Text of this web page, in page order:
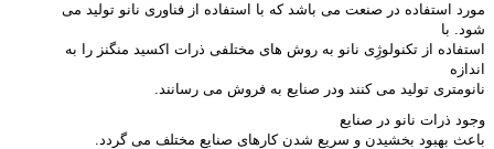
مورد استفاده در صنعت می باشد که با استفاده از فناوری نانو تولید می
شود. با
استفاده از تکنولوژِی نانو به روش های مختلفی ذرات اکسید منگنز را به
اندازه
نانومتری تولید می کنند ودر صنایع به فروش می رسانند.
وجود ذرات نانو در صنایع
باعث بهبود بخشیدن و سریع شدن کارهای صنایع مختلف می گردد.